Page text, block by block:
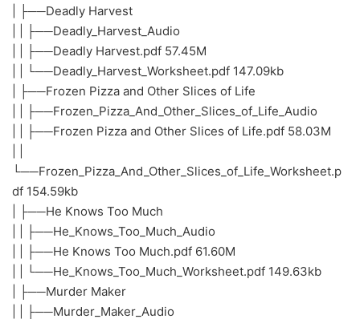
| ├──Deadly Harvest
| | ├──Deadly_Harvest_Audio
| | ├──Deadly Harvest.pdf 57.45M
| | └──Deadly_Harvest_Worksheet.pdf 147.09kb
| ├──Frozen Pizza and Other Slices of Life
| | ├──Frozen_Pizza_And_Other_Slices_of_Life_Audio
| | ├──Frozen Pizza and Other Slices of Life.pdf 58.03M
└──Frozen_Pizza_And_Other_Slices_of_Life_Worksheet.p
df 154.59kb
| ├──He Knows Too Much
| | ├──He_Knows_Too_Much_Audio
| | ├──He Knows Too Much.pdf 61.60M
| | └──He_Knows_Too_Much_Worksheet.pdf 149.63kb
| ├──Murder Maker
| | ├──Murder_Maker_Audio